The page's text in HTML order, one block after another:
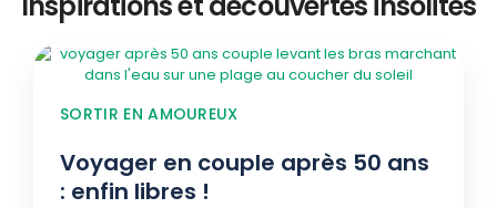
SORTIR EN AMOUREUX
Voyager en couple après 50 ans
: enfin libres !